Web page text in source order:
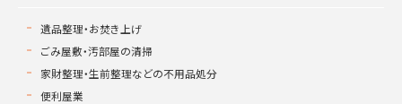
遺品整理・お焚き上げ
ごみ屋敷・汚部屋の清掃
家財整理・生前整理などの不用品処分
便利屋業